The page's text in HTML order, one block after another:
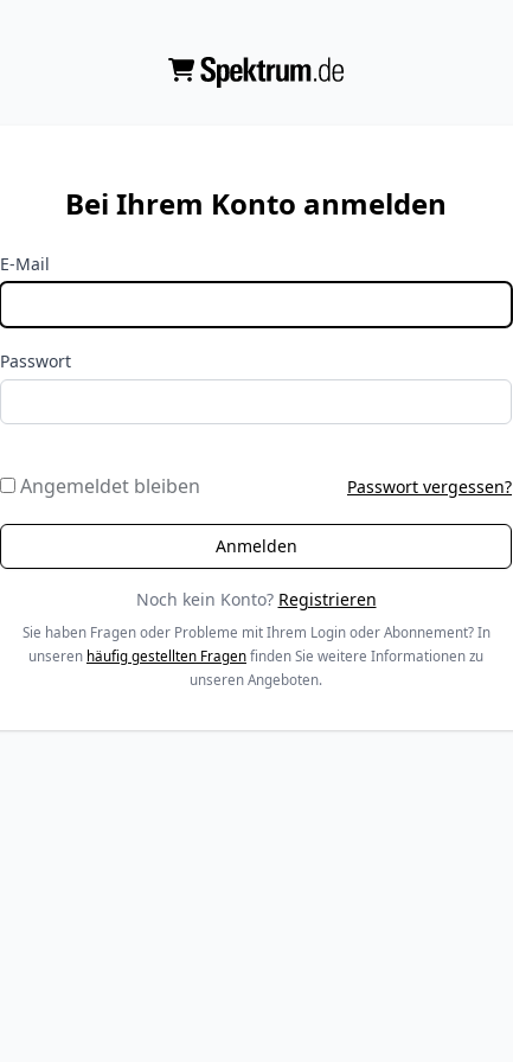
Bei Ihrem Konto anmelden
E-Mail
Passwort
Angemeldet bleiben Passwort vergessen?
Noch kein Konto? Registrieren
Sie haben Fragen oder Probleme mit Ihrem Login oder Abonnement? In
unseren häufig gestellten Fragen finden Sie weitere Informationen zu
unseren Angeboten.